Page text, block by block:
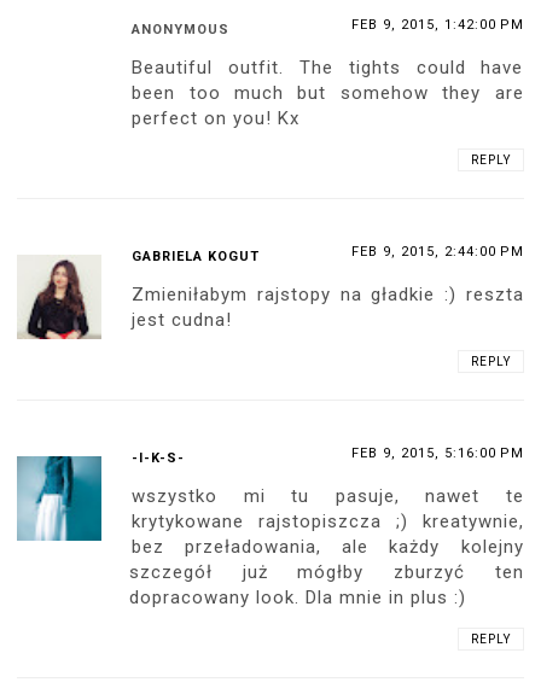
ANONYMOUS FEB 9, 2015, 1:42:00 PM
Beautiful outfit. The tights could have
been too much but somehow they are
perfect on you! Kx
REPLY
GABRIELA KOGUT FEB 9, 2015, 2:44:00 PM
Zmieniłabym rajstopy na gładkie :) reszta
jest cudna!
REPLY
-I-K-S- FEB 9, 2015, 5:16:00 PM
wszystko mi tu pasuje, nawet te
krytykowane rajstopiszcza ;) kreatywnie,
bez przeładowania, ale każdy kolejny
szczegół już mógłby zburzyć ten
dopracowany look. Dla mnie in plus :)
REPLY